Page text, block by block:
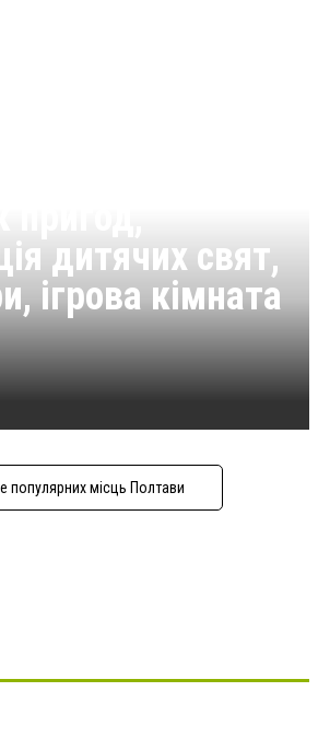
дитячих свят,
ігрова кімната
популярних місць Полтави